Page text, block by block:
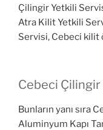
Çilingir Yetkili
Atra Kilit Yetkili
Servisi, Cebeci kilit
Cebeci Çilingir
Bunların yanı sıra
Aluminyum Kapı